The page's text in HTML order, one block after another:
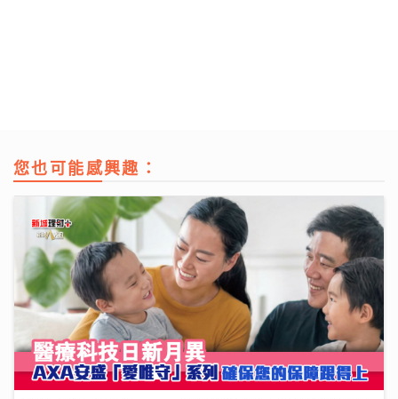
您也可能感興趣：